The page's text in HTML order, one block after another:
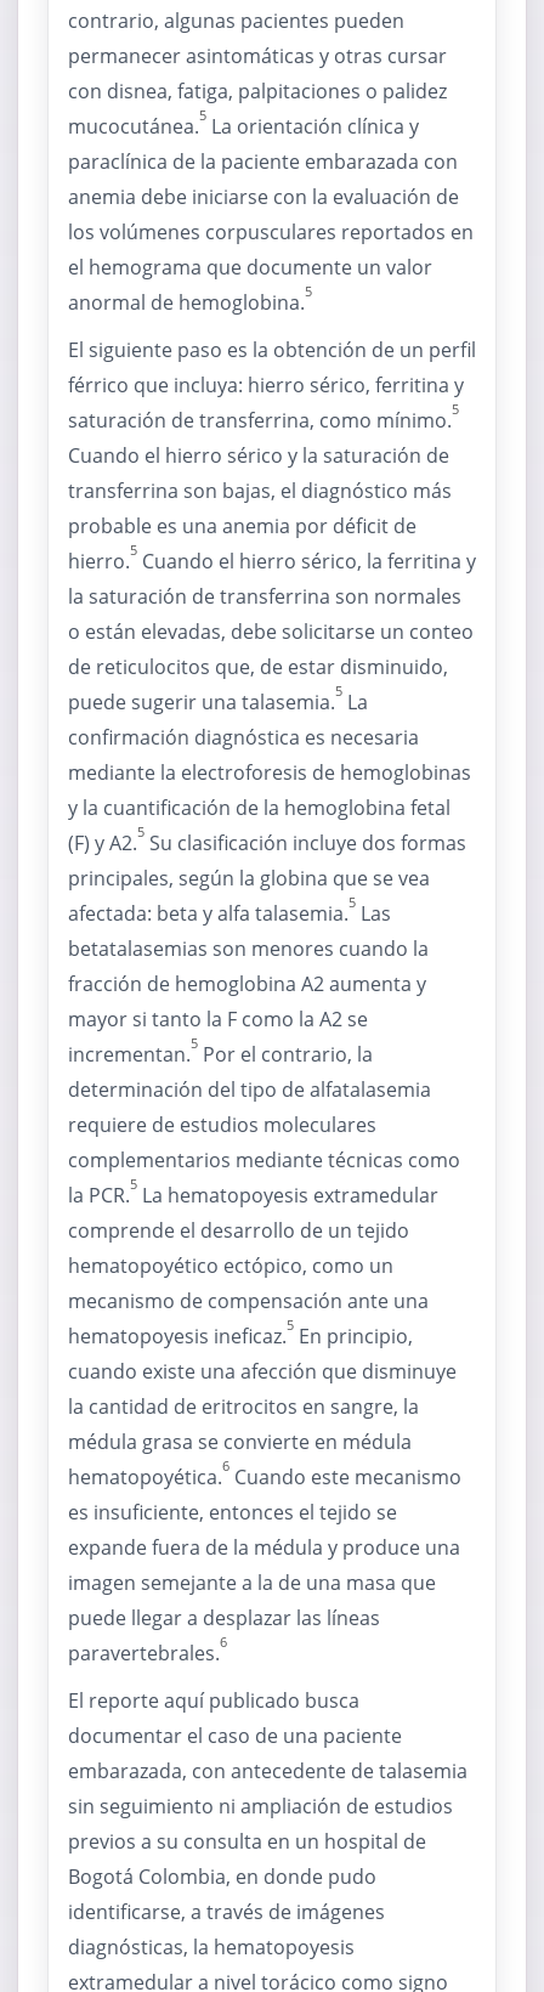
contrario, algunas pacientes pueden
permanecer asintomáticas y otras cursar
con disnea, fatiga, palpitaciones o palidez
mucocutánea.5 La orientación clínica y
paraclínica de la paciente embarazada con
anemia debe iniciarse con la evaluación de
los volúmenes corpusculares reportados en
el hemograma que documente un valor
anormal de hemoglobina.5
El siguiente paso es la obtención de un perfil
férrico que incluya: hierro sérico, ferritina y
saturación de transferrina, como mínimo.5
Cuando el hierro sérico y la saturación de
transferrina son bajas, el diagnóstico más
probable es una anemia por déficit de
hierro.5 Cuando el hierro sérico, la ferritina y
la saturación de transferrina son normales
o están elevadas, debe solicitarse un conteo
de reticulocitos que, de estar disminuido,
puede sugerir una talasemia.5 La
confirmación diagnóstica es necesaria
mediante la electroforesis de hemoglobinas
y la cuantificación de la hemoglobina fetal
(F) y A2.5 Su clasificación incluye dos formas
principales, según la globina que se vea
afectada: beta y alfa talasemia.5 Las
betatalasemias son menores cuando la
fracción de hemoglobina A2 aumenta y
mayor si tanto la F como la A2 se
incrementan.5 Por el contrario, la
determinación del tipo de alfatalasemia
requiere de estudios moleculares
complementarios mediante técnicas como
la PCR.5 La hematopoyesis extramedular
comprende el desarrollo de un tejido
hematopoyético ectópico, como un
mecanismo de compensación ante una
hematopoyesis ineficaz.5 En principio,
cuando existe una afección que disminuye
la cantidad de eritrocitos en sangre, la
médula grasa se convierte en médula
hematopoyética.6 Cuando este mecanismo
es insuficiente, entonces el tejido se
expande fuera de la médula y produce una
imagen semejante a la de una masa que
puede llegar a desplazar las líneas
paravertebrales.6
El reporte aquí publicado busca
documentar el caso de una paciente
embarazada, con antecedente de talasemia
sin seguimiento ni ampliación de estudios
previos a su consulta en un hospital de
Bogotá Colombia, en donde pudo
identificarse, a través de imágenes
diagnósticas, la hematopoyesis
extramedular a nivel torácico como signo